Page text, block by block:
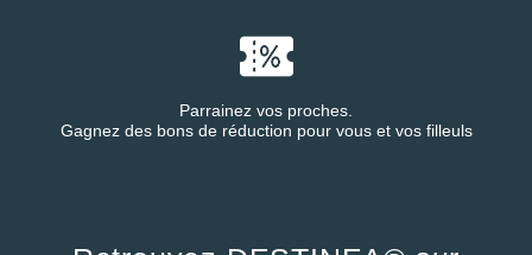
Parrainez vos proches.
Gagnez des bons de réduction pour vous et vos filleuls